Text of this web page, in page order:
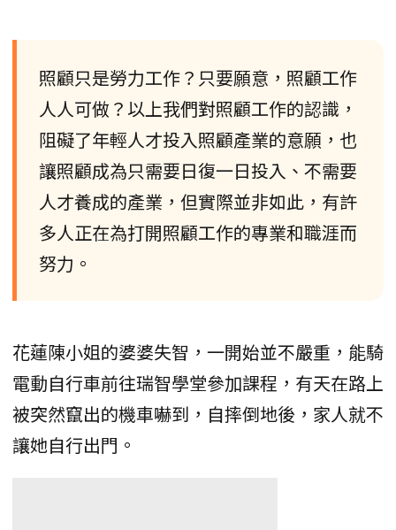
照顧只是勞力工作？只要願意，照顧工作
人人可做？以上我們對照顧工作的認識，
阻礙了年輕人才投入照顧產業的意願，也
讓照顧成為只需要日復一日投入、不需要
人才養成的產業，但實際並非如此，有許
多人正在為打開照顧工作的專業和職涯而
努力。
花蓮陳小姐的婆婆失智，一開始並不嚴重，能騎
電動自行車前往瑞智學堂參加課程，有天在路上
被突然竄出的機車嚇到，自摔倒地後，家人就不
讓她自行出門。